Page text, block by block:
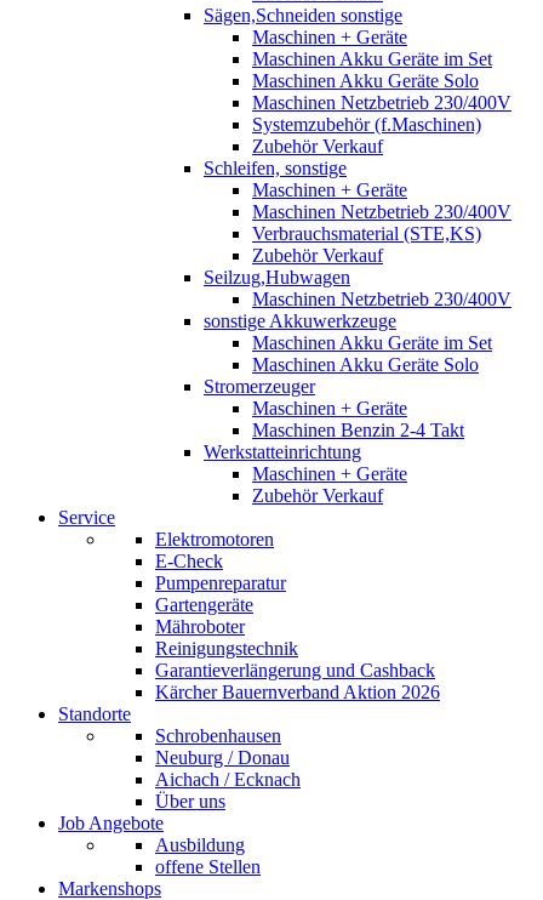
Sägen,Schneiden sonstige
Maschinen + Geräte
Maschinen Akku Geräte im Set
Maschinen Akku Geräte Solo
Maschinen Netzbetrieb 230/400V
Systemzubehör (f.Maschinen)
Zubehör Verkauf
Schleifen, sonstige
Maschinen + Geräte
Maschinen Netzbetrieb 230/400V
Verbrauchsmaterial (STE,KS)
Zubehör Verkauf
Seilzug,Hubwagen
Maschinen Netzbetrieb 230/400V
sonstige Akkuwerkzeuge
Maschinen Akku Geräte im Set
Maschinen Akku Geräte Solo
Stromerzeuger
Maschinen + Geräte
Maschinen Benzin 2-4 Takt
Werkstatteinrichtung
Maschinen + Geräte
Zubehör Verkauf
Service
Elektromotoren
E-Check
Pumpenreparatur
Gartengeräte
Mähroboter
Reinigungstechnik
Garantieverlängerung und Cashback
Kärcher Bauernverband Aktion 2026
Standorte
Schrobenhausen
Neuburg / Donau
Aichach / Ecknach
Über uns
Job Angebote
Ausbildung
offene Stellen
Markenshops